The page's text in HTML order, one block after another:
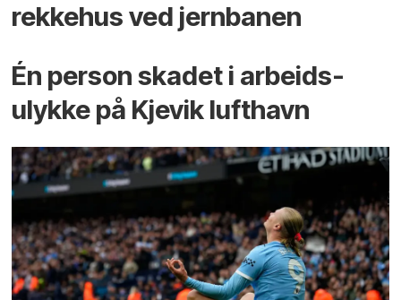
rekkehus ved jernbanen
Én person skadet i arbeids­
ulykke på Kjevik lufthavn